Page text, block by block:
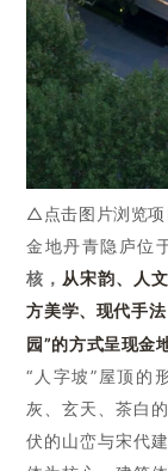
△点击图片浏览项
金地丹青隐庐位
核，从宋韵、人
方美学、现代手
园”的方式呈现金
“人字坡”屋顶的
灰、玄天、茶白
伏的山峦与宋代